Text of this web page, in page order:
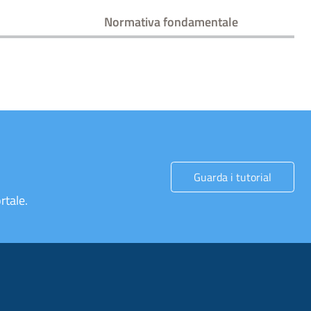
Normativa fondamentale
Guarda i tutorial